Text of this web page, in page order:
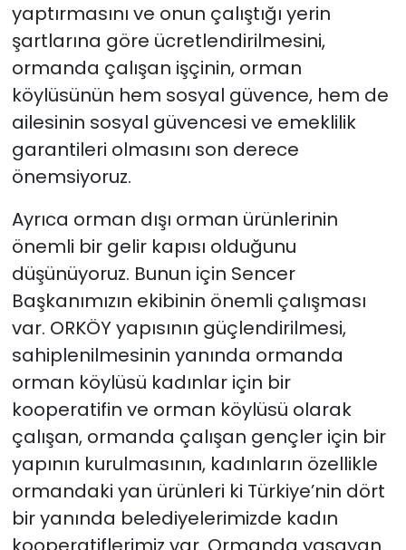
yaptırmasını ve onun çalıştığı yerin
şartlarına göre ücretlendirilmesini,
ormanda çalışan işçinin, orman
köylüsünün hem sosyal güvence, hem de
ailesinin sosyal güvencesi ve emeklilik
garantileri olmasını son derece
önemsiyoruz.
Ayrıca orman dışı orman ürünlerinin
önemli bir gelir kapısı olduğunu
düşünüyoruz. Bunun için Sencer
Başkanımızın ekibinin önemli çalışması
var. ORKÖY yapısının güçlendirilmesi,
sahiplenilmesinin yanında ormanda
orman köylüsü kadınlar için bir
kooperatifin ve orman köylüsü olarak
çalışan, ormanda çalışan gençler için bir
yapının kurulmasının, kadınların özellikle
ormandaki yan ürünleri ki Türkiye’nin dört
bir yanında belediyelerimizde kadın